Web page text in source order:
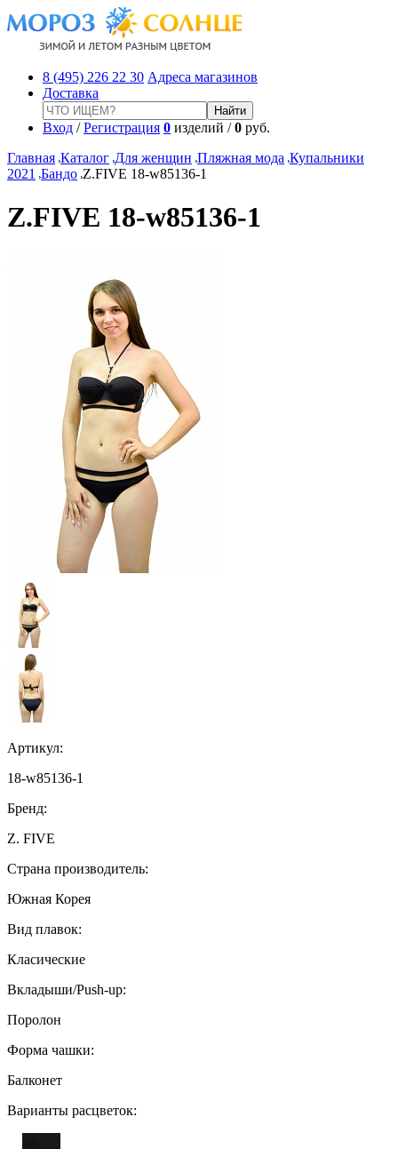
8 (495) 226 22 30 Адреса магазинов
Доставка
Вход /Регистрация 0 изделий /0 руб.
Главная Каталог Для женщин Пляжная мода Купальники
2021 Бандо Z.FIVE 18-w85136-1
Z.FIVE 18-w85136-1
Артикул:
18-w85136-1
Бренд:
Z. FIVE
Страна производитель:
Южная Корея
Вид плавок:
Класические
Вкладыши/Push-up:
Поролон
Форма чашки:
Балконет
Варианты расцветок: